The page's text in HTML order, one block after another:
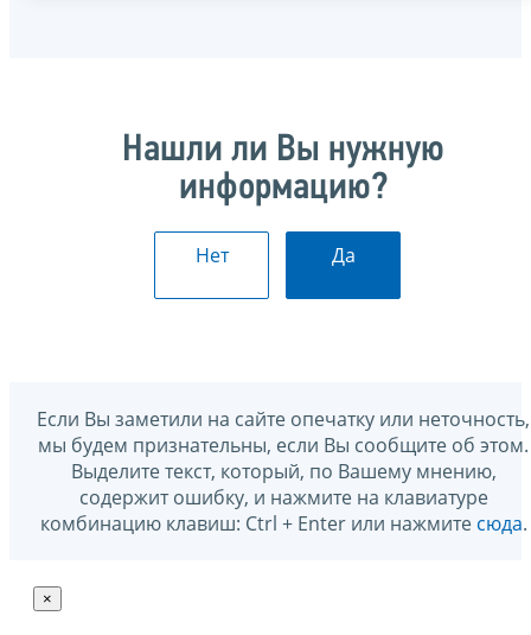
Нашли ли Вы нужную
информацию?
Нет Да
Если Вы заметили на сайте опечатку или неточность,
мы будем признательны, если Вы сообщите об этом.
Выделите текст, который, по Вашему мнению,
содержит ошибку, и нажмите на клавиатуре
комбинацию клавиш: Ctrl + Enter или нажмите сюда.
×